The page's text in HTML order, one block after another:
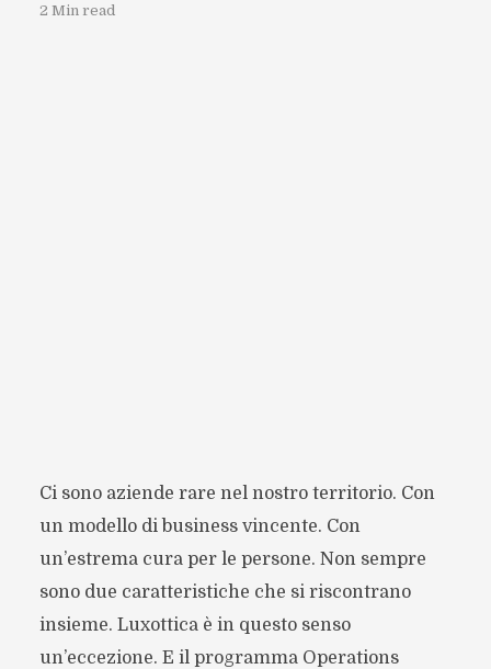
2 Min read
Ci sono aziende rare nel nostro territorio. Con
un modello di business vincente. Con
un’estrema cura per le persone. Non sempre
sono due caratteristiche che si riscontrano
insieme. Luxottica è in questo senso
un’eccezione. E il programma Operations